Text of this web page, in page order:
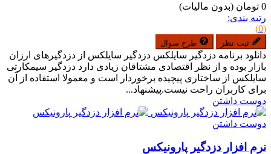
0 تومان
(بدون مالیات)
رتبه بندی:
(0)
ثبت نظر طرح سوال
دانلود برنامه دزدگیر سایلکس دزدگیر سایلکس از دزدگیرهای ارزان
بازار بوده و از نظر اقتصادی مشتاقان زیادی دارد دزدگیر سیمکارتی
سایلکس از ساختاری پیچیده برخوردار است و معمولا استفاده از آن
برای کاربران راحت نیست.پیشنهاد...
دوست داشتن
دوست داشتن
نرم افزار دزدگیر پارونیکس